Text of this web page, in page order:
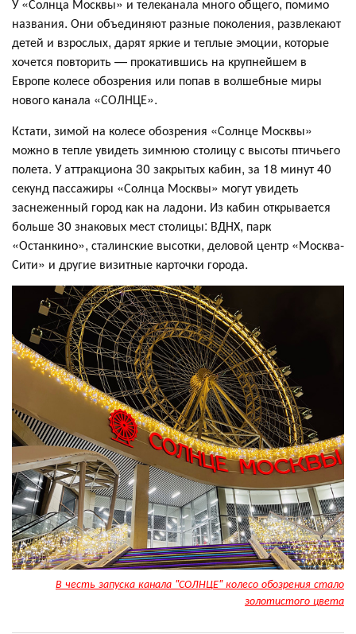
названия. Они объединяют разные поколения, развлекают
детей и взрослых, дарят яркие и теплые эмоции, которые
хочется повторить — прокатившись на крупнейшем в
Европе колесе обозрения или попав в волшебные миры
нового канала «СОЛНЦЕ».
Кстати, зимой на колесе обозрения «Солнце Москвы»
можно в тепле увидеть зимнюю столицу с высоты птичьего
полета. У аттракциона 30 закрытых кабин, за 18 минут 40
секунд пассажиры «Солнца Москвы» могут увидеть
заснеженный город как на ладони. Из кабин открывается
больше 30 знаковых мест столицы: ВДНХ, парк
«Останкино», сталинские высотки, деловой центр «Москва-
Сити» и другие визитные карточки города.
В честь запуска канала "СОЛНЦЕ" колесо обозрения стало
золотистого цвета